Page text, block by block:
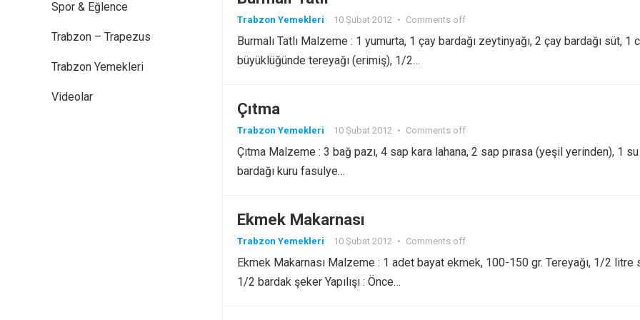
Spor & Eğlence
Trabzon – Trapezus
Trabzon Yemekleri
Videolar
Trabzon Yemekleri 10 Şubat 2012 • Comments off
Burmalı Tatlı Malzeme : 1 yumurta, 1 çay bardağı zeytinyağı, 2 çay bardağı süt, 1
büyüklüğünde tereyağı (erimiş), 1/2…
Çıtma
Trabzon Yemekleri 10 Şubat 2012 • Comments off
Çıtma Malzeme : 3 bağ pazı, 4 sap kara lahana, 2 sap pırasa (yeşil yerinden), 1 su
bardağı kuru fasulye…
Ekmek Makarnası
Trabzon Yemekleri 10 Şubat 2012 • Comments off
Ekmek Makarnası Malzeme : 1 adet bayat ekmek, 100-150 gr. Tereyağı, 1/2 litre
1/2 bardak şeker Yapılışı : Önce…